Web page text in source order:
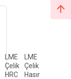
LME
Çelik
HRC
LME
Çelik
Hasır